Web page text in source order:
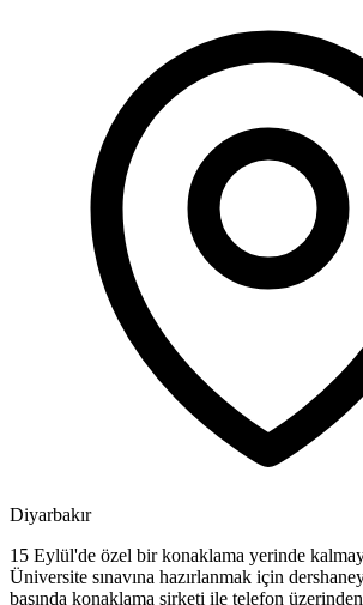
Diyarbakır
15 Eylül'de özel bir konaklama yerinde
Üniversite sınavına hazırlanmak için
başında konaklama şirketi ile telefon